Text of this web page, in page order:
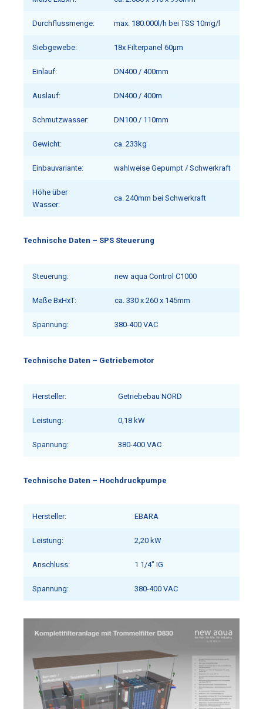
Durchflussmenge: max. 180.000l/h bei TSS 10mg/l
Siebgewebe: 18x Filterpanel 60µm
Einlauf: DN400 / 400mm
Auslauf: DN400 / 400m
Schmutzwasser: DN100 / 110mm
Gewicht: ca. 233kg
Einbauvariante: wahlweise Gepumpt / Schwerkraft
Höhe über
Wasser:
ca. 240mm bei Schwerkraft
Technische Daten – SPS Steuerung
Steuerung: new aqua Control C1000
Maße BxHxT: ca. 330 x 260 x 145mm
Spannung: 380-400 VAC
Technische Daten – Getriebemotor
Hersteller: Getriebebau NORD
Leistung: 0,18 kW
Spannung: 380-400 VAC
Technische Daten – Hochdruckpumpe
Hersteller: EBARA
Leistung: 2,20 kW
Anschluss: 1 1/4″ IG
Spannung: 380-400 VAC